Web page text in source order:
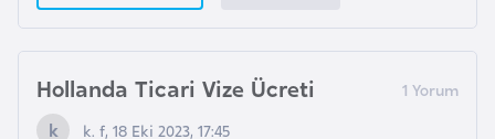
Hollanda Ticari Vize Ücreti
k. f, 18 Eki 2023, 17:45
d
a